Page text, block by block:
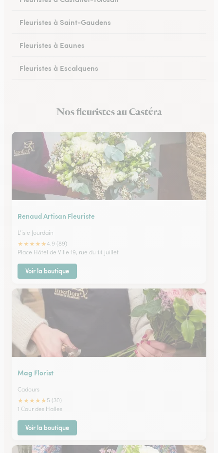
Fleuristes à Saint-Gaudens
Fleuristes à Eaunes
Fleuristes à Escalquens
Fleuristes à Colomiers
Nos fleuristes au Castéra
Renaud Artisan Fleuriste
L'isle Jourdain
★★★★★4.9 (89)
Place Hôtel de Ville 19, rue du 14 juillet
Voir la boutique
Mag Florist
Cadours
★★★★★ 5 (30)
1 Cour des Halles
Voir la boutique